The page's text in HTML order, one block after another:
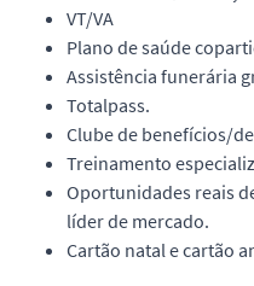
VT/VA
Plano de saúde
Assistência funerária
Totalpass.
Clube de benefícios/
Treinamento
Oportunidades reais
líder de mercado.
Cartão natal e cartão